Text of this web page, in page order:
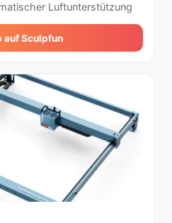
Luftunterstützung
auf Sculpfun